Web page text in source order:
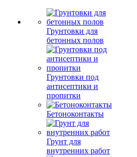
Грунтовки для
бетонных полов
Грунтовки под
антисептики и
пропитки
Бетоноконтакты
Грунт для
внутренних работ